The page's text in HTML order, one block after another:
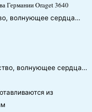
Германии Oraget 3640
из